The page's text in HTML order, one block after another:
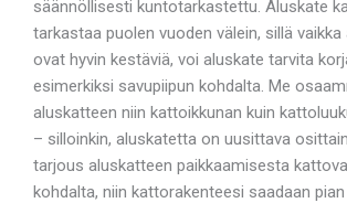
säännöllisesti kuntotarkastettu. Aluskate
tarkastaa puolen vuoden välein, sillä
ovat hyvin kestäviä, voi aluskate tarvita
esimerkiksi savupiipun kohdalta. Me
aluskatteen niin kattoikkunan kuin
– silloinkin, aluskatetta on uusittava
tarjous aluskatteen paikkaamisesta
kohdalta, niin kattorakenteesi saadaan